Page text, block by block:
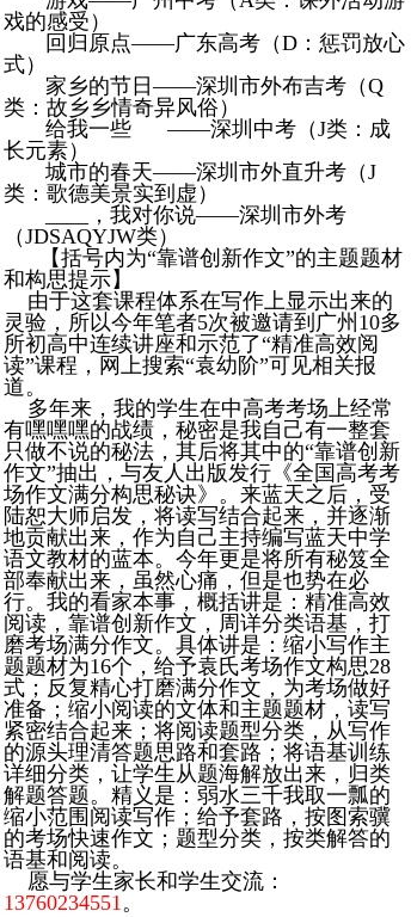
戏的感受）
回归原点——广东高考（D：惩罚放心
式）
家乡的节日——深圳市外布吉考（Q
类：故乡乡情奇异风俗）
给我一些 ——深圳中考（J类：成
长元素）
城市的春天——深圳市外直升考（J
类：歌德美景实到虚）
____，我对你说——深圳市外考
（JDSAQYJW类）
【括号内为“靠谱创新作文”的主题题材
和构思提示】
由于这套课程体系在写作上显示出来的
灵验，所以今年笔者5次被邀请到广州10多
所初高中连续讲座和示范了“精准高效阅
读”课程，网上搜索“袁幼阶”可见相关报
道。
多年来，我的学生在中高考考场上经常
有嘿嘿嘿的战绩，秘密是我自己有一整套
只做不说的秘法，其后将其中的“靠谱创新
作文”抽出，与友人出版发行《全国高考考
场作文满分构思秘诀》。来蓝天之后，受
陆恕大师启发，将读写结合起来，并逐渐
地贡献出来，作为自己主持编写蓝天中学
语文教材的蓝本。今年更是将所有秘笈全
部奉献出来，虽然心痛，但是也势在必
行。我的看家本事，概括讲是：精准高效
阅读，靠谱创新作文，周详分类语基，打
磨考场满分作文。具体讲是：缩小写作主
题题材为16个，给予袁氏考场作文构思28
式；反复精心打磨满分作文，为考场做好
准备；缩小阅读的文体和主题题材，读写
紧密结合起来；将阅读题型分类，从写作
的源头理清答题思路和套路；将语基训练
详细分类，让学生从题海解放出来，归类
解题答题。精义是：弱水三千我取一瓢的
缩小范围阅读写作；给予套路，按图索骥
的考场快速作文；题型分类，按类解答的
语基和阅读。
愿与学生家长和学生交流：
13760234551。